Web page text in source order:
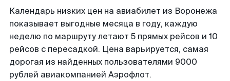
Календарь низких цен на авиабилет из Воронежа
показывает выгодные месяца в году, каждую
неделю по маршруту летают 5 прямых рейсов и 10
рейсов с пересадкой. Цена варьируется, самая
дорогая из найденных пользователями 9000
рублей авиакомпанией Аэрофлот.